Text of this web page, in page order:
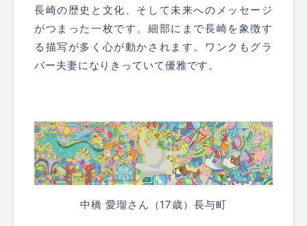
長崎の歴史と文化、そして未来へのメッセージ
がつまった一枚です。細部にまで長崎を象徴す
る描写が多く心が動かされます。ワンクもグラ
バー夫妻になりきっていて優雅です。
中橋 愛瑠さん（17歳）長与町